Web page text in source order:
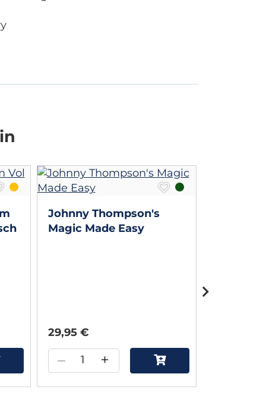
Johnny Thompson's
Magic Made Easy
29,95 €
– +